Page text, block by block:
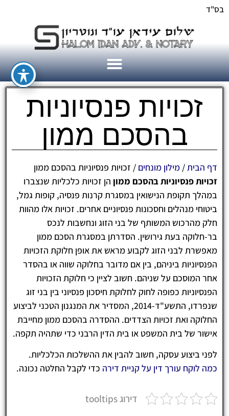
בס"ד
זכויות פנסיוניות
בהסכם ממון
דף הבית/ מילון מונחים / זכויות פנסיוניות בהסכם ממון
זכויות פנסיוניות בהסכם ממון הן זכויות כלכליות שנצברו
במהלך תקופת הנישואין במסגרת קרנות פנסיה, קופות גמל,
ביטוחי מנהלים וחסכונות פנסיוניים אחרים. זכויות אלו מהוות
חלק מהרכוש המשותף של בני הזוג ונחשבות לנכס
בר-חלוקה בעת גירושין. הסדרתן במסגרת הסכם ממון
מאפשרת לבני הזוג לקבוע מראש את אופן חלוקת הזכויות
הפנסיוניות ביניהם, בין אם מדובר בחלוקה שווה או בהסדר
אחר המוסכם על שניהם. חשוב לציין כי חלוקת הזכויות
הפנסיוניות כפופה לחוק לחלוקת חיסכון פנסיוני בין בני זוג
שנפרדו, התשע"ד-2014, המסדיר את המנגנון הטכני לביצוע
החלוקה ואת זכויות הצדדים. ההסדרה בהסכם ממון מחייבת
אישור של בית המשפט או בית הדין הרבני כדי שתהיה תקפה.
לפני ביצוע עסקה, חשוב להבין את ההשלכות הכלכליות.
כמה לוקח עורך דין על קניית דירה כדי לקבל החלטה נכונה.
דירוג tooltips